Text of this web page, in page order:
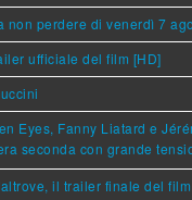
non perdere di venerdì 7
ufficiale del film [HD]
Eyes, Fanny Liatard e
seconda con grande
il trailer finale del